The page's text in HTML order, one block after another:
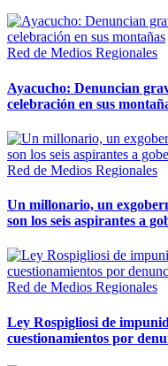
Red de Medios Regionales
Ayacucho: Denuncian
celebración en sus
Red de Medios Regionales
Un millonario, un
son los seis aspirantes a
Red de Medios Regionales
Ley Rospigliosi de
cuestionamientos por